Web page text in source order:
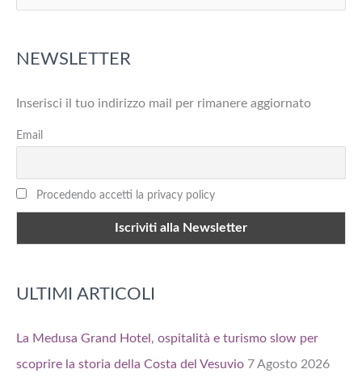
e
c
:
NEWSLETTER
Inserisci il tuo indirizzo mail per rimanere aggiornato
Email
Procedendo accetti la privacy policy
ULTIMI ARTICOLI
La Medusa Grand Hotel, ospitalità e turismo slow per
scoprire la storia della Costa del Vesuvio 7 Agosto 2026